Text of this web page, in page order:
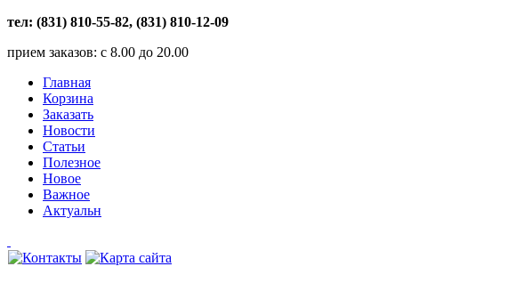
тел: (831) 810-55-82, (831) 810-12-09
прием заказов: с 8.00 до 20.00
Главная
Корзина
Заказать
Новости
Статьи
Полезное
Новое
Важное
Актуальн